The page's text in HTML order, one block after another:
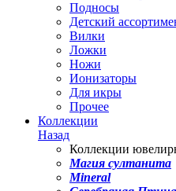
Подносы
Детский
Вилки
Ложки
Ножи
Ионизаторы
Для икры
Прочее
Коллекции
Назад
Коллекции
Магия султанита
Mineral